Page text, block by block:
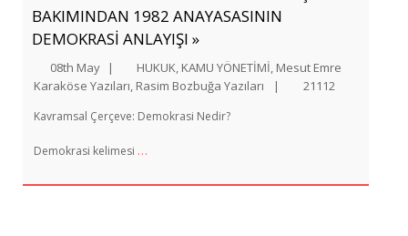
BAKIMINDAN 1982 ANAYASASININ
DEMOKRASİ ANLAYIŞI »
08th May | HUKUK, KAMU YÖNETİMİ, Mesut Emre
Karaköse Yazıları, Rasim Bozbuğa Yazıları | 21112
Kavramsal Çerçeve: Demokrasi Nedir?
Demokrasi kelimesi …